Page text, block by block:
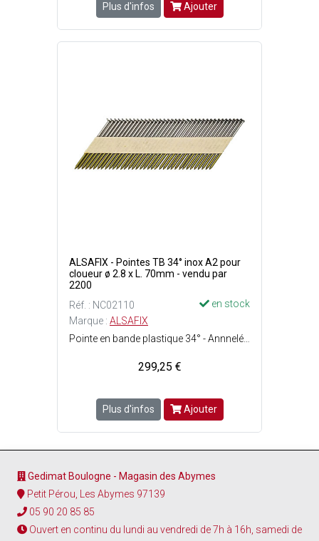
Plus d'infos Ajouter
ALSAFIX - Pointes TB 34° inox A2 pour
cloueur ø 2.8 x L. 70mm - vendu par
2200
Réf. : NC02110
en stock
Marque : ALSAFIX
299,25 €
Plus d'infos Ajouter
Gedimat Boulogne - Magasin des Abymes
Petit Pérou, Les Abymes 97139
05 90 20 85 85
Ouvert en continu du lundi au vendredi de 7h à 16h, samedi de